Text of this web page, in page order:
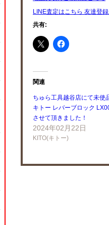
LINE査定はこちら 友達登
共有:
関連
ちゅら工具越谷店にて未使
キトー レバーブロック
させて頂きました！
2024年02月22日
KITO(キトー)